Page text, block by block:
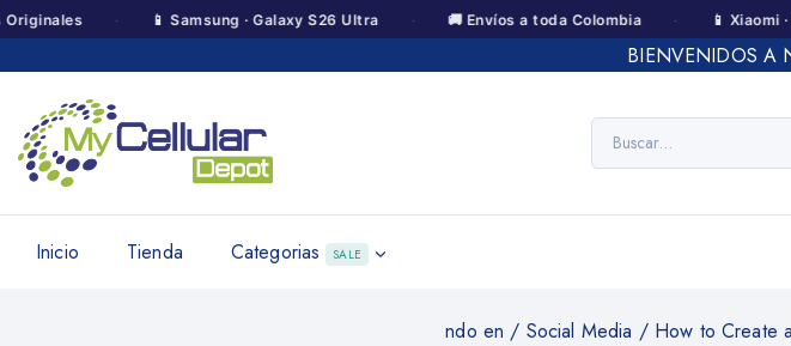
BIENVENIDOS A
Inicio Tienda Categorias SALE
ndo en / Social Media / How to Create
· 📱 Samsung · Galaxy S26 Ultra · 🚚 Envíos a toda Colombia · 📱 Xiaomi · Redmi ·